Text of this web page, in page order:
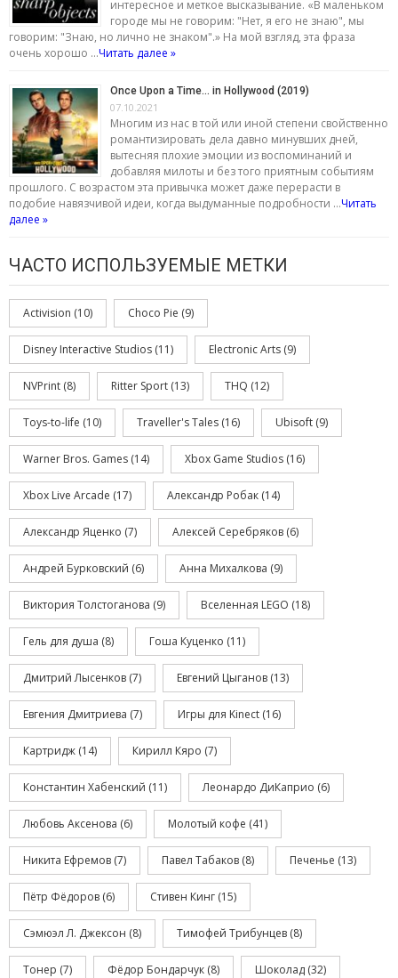
интересное и меткое высказывание. «В маленьком
городе мы не говорим: "Нет, я его не знаю", мы
говорим: "Знаю, но лично не знаком".» На мой взгляд, эта фраза
очень хорошо …Читать далее »
Once Upon a Time… in Hollywood (2019)
07.10.2021
Многим из нас в той или иной степени свойственно
романтизировать дела давно минувших дней,
вытесняя плохие эмоции из воспоминаний и
добавляя милоты и без того приятным событиям
прошлого. С возрастом эта привычка может даже перерасти в
подобие навязчивой идеи, когда выдуманные подробности …Читать
далее »
ЧАСТО ИСПОЛЬЗУЕМЫЕ МЕТКИ
Activision (10) Choco Pie (9)
Disney Interactive Studios (11) Electronic Arts (9)
NVPrint (8) Ritter Sport (13) THQ (12)
Toys-to-life (10) Traveller's Tales (16) Ubisoft (9)
Warner Bros. Games (14) Xbox Game Studios (16)
Xbox Live Arcade (17) Александр Робак (14)
Александр Яценко (7) Алексей Серебряков (6)
Андрей Бурковский (6) Анна Михалкова (9)
Виктория Толстоганова (9) Вселенная LEGO (18)
Гель для душа (8) Гоша Куценко (11)
Дмитрий Лысенков (7) Евгений Цыганов (13)
Евгения Дмитриева (7) Игры для Kinect (16)
Картридж (14) Кирилл Кяро (7)
Константин Хабенский (11) Леонардо ДиКаприо (6)
Любовь Аксенова (6) Молотый кофе (41)
Никита Ефремов (7) Павел Табаков (8) Печенье (13)
Пётр Фёдоров (6) Стивен Кинг (15)
Сэмюэл Л. Джексон (8) Тимофей Трибунцев (8)
Тонер (7) Фёдор Бондарчук (8) Шоколад (32)